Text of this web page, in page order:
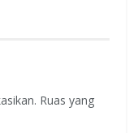
Ruas yang